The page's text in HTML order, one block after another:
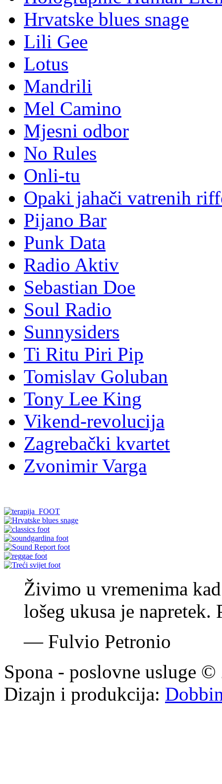
Hrvatske blues snage
Lili Gee
Lotus
Mandrili
Mel Camino
Mjesni odbor
No Rules
Onli-tu
Opaki jahači vatrenih
Pijano Bar
Punk Data
Radio Aktiv
Sebastian Doe
Soul Radio
Sunnysiders
Ti Ritu Piri Pip
Tomislav Goluban
Tony Lee King
Vikend-revolucija
Zagrebački kvartet
Zvonimir Varga
Živimo u vremenima
lošeg ukusa je napretek.
—Fulvio Petronio
Spona - poslovne usluge
Dizajn i produkcija: